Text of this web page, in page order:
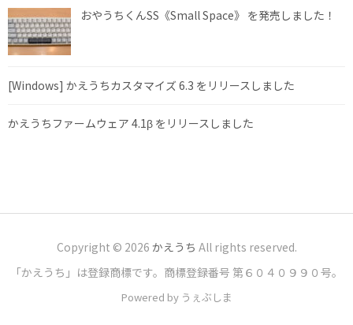
おやうちくんSS《Small Space》 を発売しました！
[Windows] かえうちカスタマイズ 6.3 をリリースしました
かえうちファームウェア 4.1β をリリースしました
Copyright © 2026 かえうち All rights reserved.
「かえうち」は登録商標です。商標登録番号 第６０４０９９０号。
Powered by うぇぶしま